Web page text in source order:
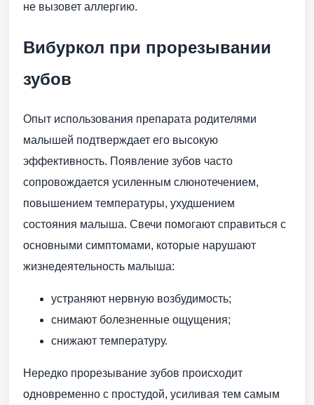
не вызовет аллергию.
Вибуркол при прорезывании
зубов
Опыт использования препарата родителями
малышей подтверждает его высокую
эффективность. Появление зубов часто
сопровождается усиленным слюнотечением,
повышением температуры, ухудшением
состояния малыша. Свечи помогают справиться с
основными симптомами, которые нарушают
жизнедеятельность малыша:
устраняют нервную возбудимость;
снимают болезненные ощущения;
снижают температуру.
Нередко прорезывание зубов происходит
одновременно с простудой, усиливая тем самым